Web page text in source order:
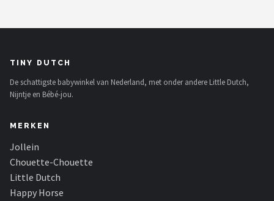
TINY DUTCH
De schattigste babywinkel van Nederland, met onder andere Little Dutch,
Nijntje en Bébé-jou.
MERKEN
Jollein
Chouette-Chouette
Little Dutch
Happy Horse